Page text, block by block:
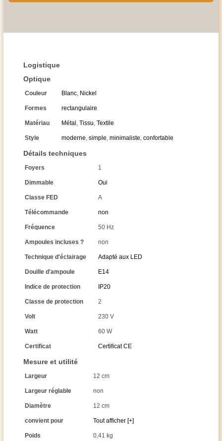
Logistique
Optique
Couleur Blanc, Nickel
Formes rectangulaire
Matériau Métal , Tissu, Textile
Style moderne, simple, minimaliste, confortable
Détails techniques
Foyers 1
Dimmable Oui
Classe FED A
Télécommande non
Fréquence 50 Hz
Ampoules incluses ? non
Technique d'éclairage Adapté aux LED
Douille d'ampoule E14
Indice de protection IP20
Classe de protection 2
Volt 230 V
Watt 60 W
Certificat Certificat CE
Mesure et utilité
Largeur 12 cm
Largeur réglable non
Diamètre 12 cm
convient pour Tout afficher [+]
Poids 0,41 kg